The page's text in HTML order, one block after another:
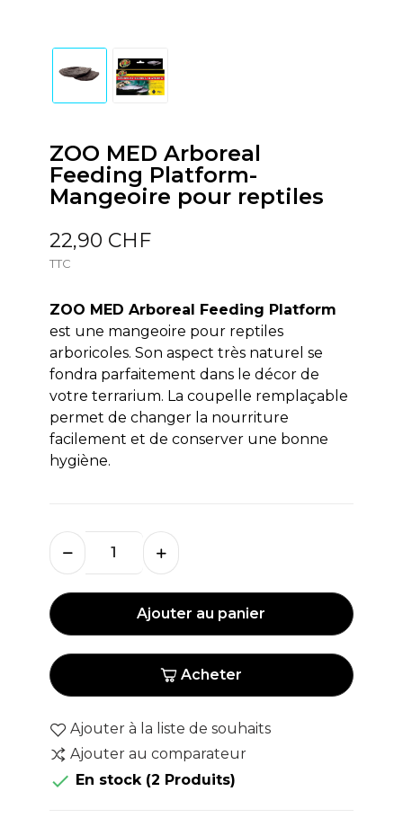
ZOO MED Arboreal
Feeding Platform-
Mangeoire pour reptiles
22,90 CHF
TTC
ZOO MED Arboreal Feeding Platform
est une mangeoire pour reptiles
arboricoles. Son aspect très naturel se
fondra parfaitement dans le décor de
votre terrarium. La coupelle remplaçable
permet de changer la nourriture
facilement et de conserver une bonne
hygiène.
Ajouter au panier
Acheter
Ajouter à la liste de souhaits
Ajouter au comparateur
 En stock (2 Produits)